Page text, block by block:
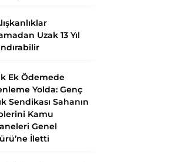
Uzak 13 Yıl
Ek Ödemede
Yolda: Genç
Sendikası Sahanın
Kamu
Genel
İletti